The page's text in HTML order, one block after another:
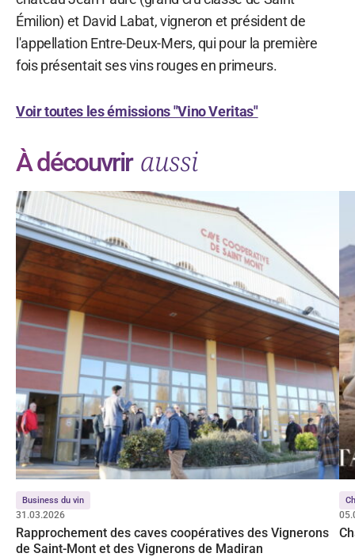
Émilion) et David Labat, vigneron et président de
l'appellation Entre-Deux-Mers, qui pour la première
fois présentait ses vins rouges en primeurs.
Voir toutes les émissions "Vino Veritas"
À découvrir aussi
Business du vin
31.03.2026
Rapprochement des caves coopératives des Vignerons
de Saint-Mont et des Vignerons de Madiran